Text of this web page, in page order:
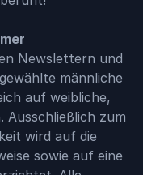
Newslettern und
männliche
auf weibliche,
Ausschließlich zum
wird auf die
sowie auf eine